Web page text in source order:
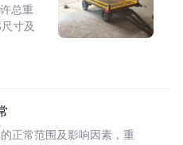
总重
寸及
正常范围及影响因素，重